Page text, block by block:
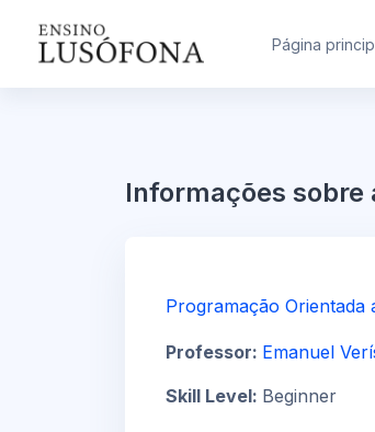
Página
Informações sobre
Programação
Professor: Emanuel
Skill Level: Beginner